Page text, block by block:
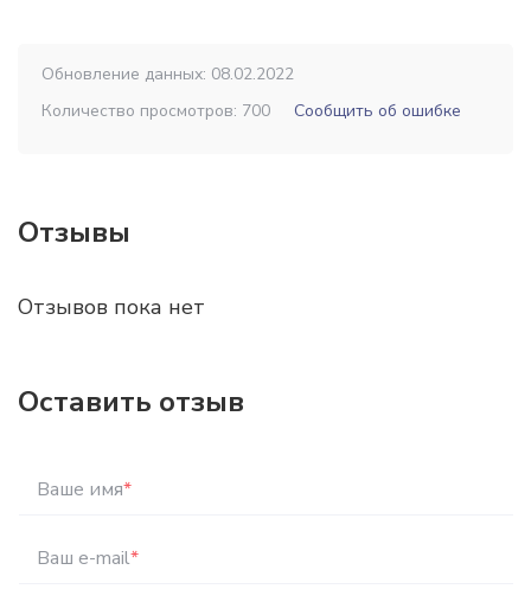
Обновление данных: 08.02.2022
Количество просмотров: 700
Сообщить об ошибке
Отзывы
Отзывов пока нет
Оставить отзыв
Ваше имя*
Ваш e-mail*